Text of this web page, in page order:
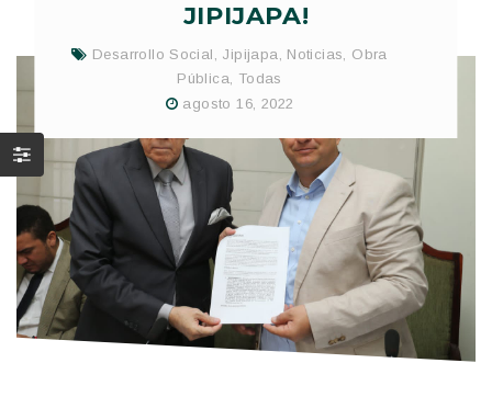
JIPIJAPA!
Desarrollo Social , Jipijapa, Noticias, Obra
Pública, Todas
agosto 16, 2022